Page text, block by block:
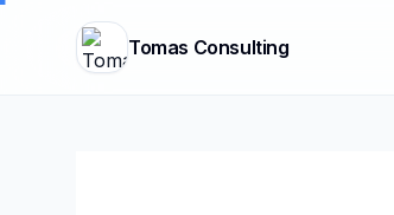
Tomas Consulting